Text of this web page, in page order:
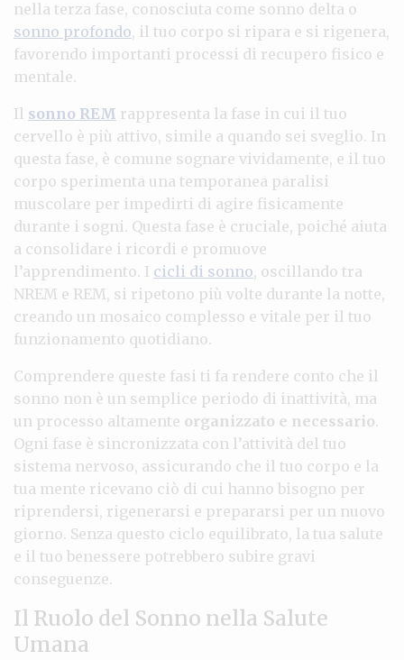
nella terza fase, conosciuta come sonno delta o
sonno profondo, il tuo corpo si ripara e si rigenera,
favorendo importanti processi di recupero fisico e
mentale.
Il sonno REM rappresenta la fase in cui il tuo
cervello è più attivo, simile a quando sei sveglio. In
questa fase, è comune sognare vividamente, e il tuo
corpo sperimenta una temporanea paralisi
muscolare per impedirti di agire fisicamente
durante i sogni. Questa fase è cruciale, poiché aiuta
a consolidare i ricordi e promuove
l’apprendimento. I cicli di sonno, oscillando tra
NREM e REM, si ripetono più volte durante la notte,
creando un mosaico complesso e vitale per il tuo
funzionamento quotidiano.
Comprendere queste fasi ti fa rendere conto che il
sonno non è un semplice periodo di inattività, ma
un processo altamente organizzato e necessario.
Ogni fase è sincronizzata con l’attività del tuo
sistema nervoso, assicurando che il tuo corpo e la
tua mente ricevano ciò di cui hanno bisogno per
riprendersi, rigenerarsi e prepararsi per un nuovo
giorno. Senza questo ciclo equilibrato, la tua salute
e il tuo benessere potrebbero subire gravi
conseguenze.
Il Ruolo del Sonno nella Salute
Umana